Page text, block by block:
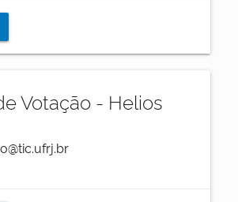
Votação - Helios